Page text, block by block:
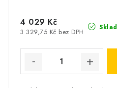
3 329,75 Kč bez DPH
4 029 Kč